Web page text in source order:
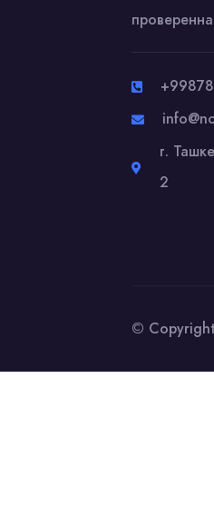
г.
2
©